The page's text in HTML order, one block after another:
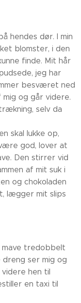
hendes dør. I min
blomster, i den
finde. Mit hår
jeg har
besværet ned
og går videre.
selv da
skal lukke op,
god, lover at
Den stirrer vid
af mit suk i
og chokoladen
lægger mit slips
mave tredobbelt
dreng ser mig og
hen til
en taxi til